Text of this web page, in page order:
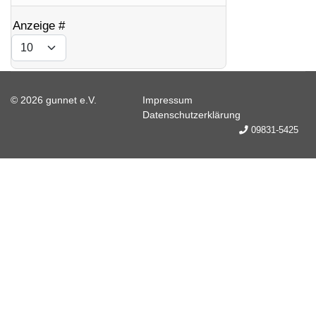
Anzeige #
© 2026 gunnet e.V.
Impressum
Datenschutzerklärung
09831-5425